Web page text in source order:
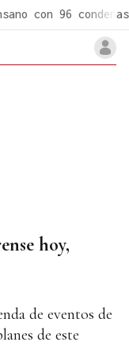
con 96 condenas
hoy,
de eventos de
de este